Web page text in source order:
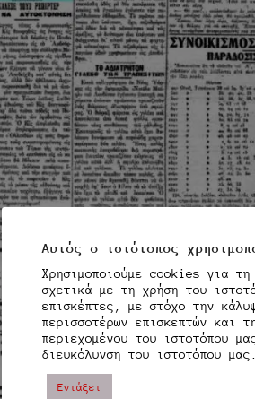
Αυτός ο ιστότοπος
Χρησιμοποιούμε cookies για τη
σχετικά με τη χρήση του
επισκέπτες, με στόχο την
περισσοτέρων επισκεπτών και
περιεχομένου του ιστοτόπου
διευκόλυνση του ιστοτόπου μας.
Εντάξει